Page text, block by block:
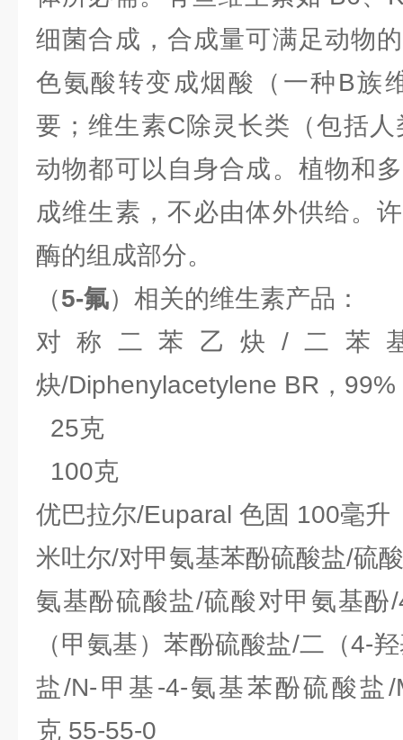
细菌合成，合成量可满足动物
色氨酸转变成烟酸（一种B族
要；维生素C除灵长类（包括
动物都可以自身合成。植物和
成维生素，不必由体外供给。
酶的组成部分。
（5-氟）相关的维生素产品：
对称二苯乙炔/二苯
炔/Diphenylacetylene BR，
25克
100克
优巴拉尔/Euparal 色固 100毫升
米吐尔/对甲氨基苯酚硫酸盐/硫
氨基酚硫酸盐/硫酸对甲氨基酚
（甲氨基）苯酚硫酸盐/二（4-
盐/N-甲基-4-氨基苯酚硫酸盐/
克 55-55-0